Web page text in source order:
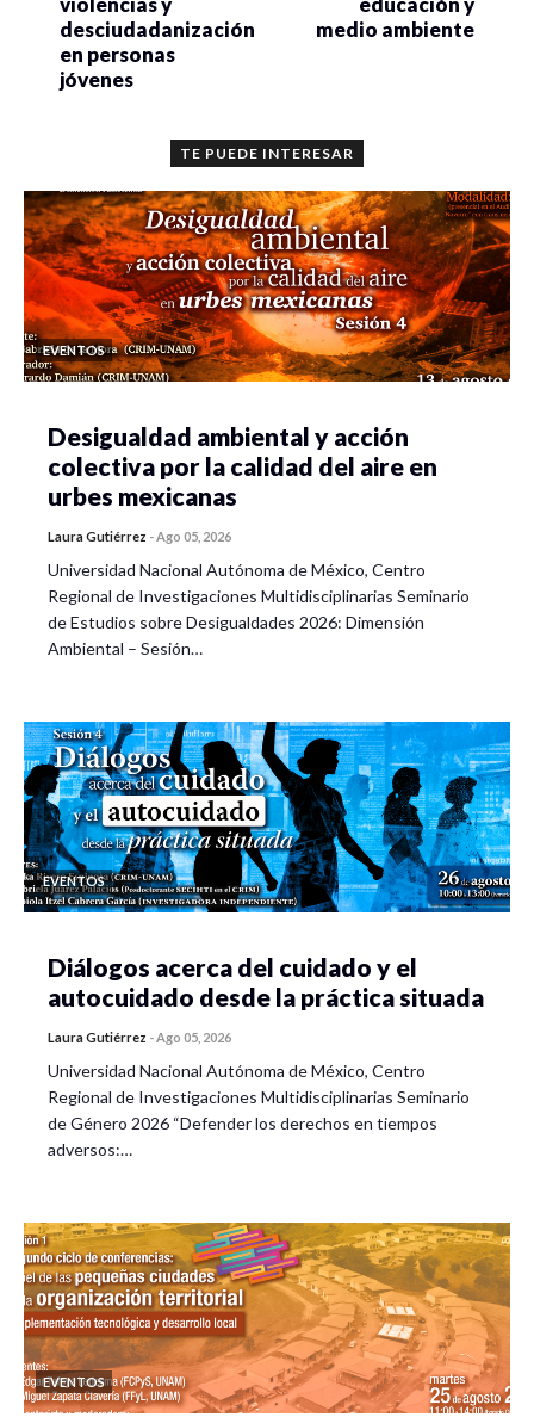
desciudadanización
en personas
jóvenes
medio ambiente
TE PUEDE INTERESAR
EVENTOS
Desigualdad ambiental y acción
colectiva por la calidad del aire en
urbes mexicanas
Laura Gutiérrez -Ago 05, 2026
Universidad Nacional Autónoma de México, Centro
Regional de Investigaciones Multidisciplinarias Seminario
de Estudios sobre Desigualdades 2026: Dimensión
Ambiental – Sesión…
EVENTOS
Diálogos acerca del cuidado y el
autocuidado desde la práctica situada
Laura Gutiérrez -Ago 05, 2026
Universidad Nacional Autónoma de México, Centro
Regional de Investigaciones Multidisciplinarias Seminario
de Género 2026 “Defender los derechos en tiempos
adversos:…
EVENTOS